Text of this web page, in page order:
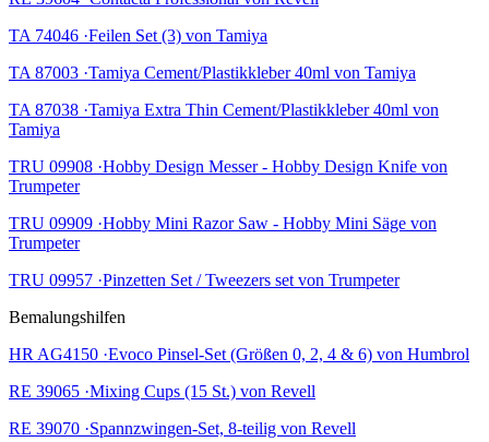
TA 74046 ·Feilen Set (3) von Tamiya
TA 87003 ·Tamiya Cement/Plastikkleber 40ml von Tamiya
TA 87038 ·Tamiya Extra Thin Cement/Plastikkleber 40ml von
Tamiya
TRU 09908 ·Hobby Design Messer - Hobby Design Knife von
Trumpeter
TRU 09909 ·Hobby Mini Razor Saw - Hobby Mini Säge von
Trumpeter
TRU 09957 ·Pinzetten Set / Tweezers set von Trumpeter
Bemalungshilfen
HR AG4150 ·Evoco Pinsel-Set (Größen 0, 2, 4 & 6) von Humbrol
RE 39065 ·Mixing Cups (15 St.) von Revell
RE 39070 ·Spannzwingen-Set, 8-teilig von Revell